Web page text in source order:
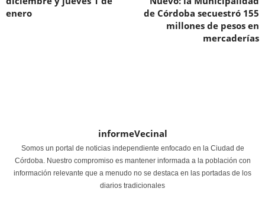
enero
de Córdoba secuestró 155
millones de pesos en
mercaderías
informeVecinal
Somos un portal de noticias independiente enfocado en la Ciudad de
Córdoba. Nuestro compromiso es mantener informada a la población con
información relevante que a menudo no se destaca en las portadas de los
diarios tradicionales